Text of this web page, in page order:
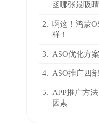
函哪张最吸睛
2. 啊这！鸿蒙
样！
3. ASO优化方
4. ASO推广四
5. APP推广方
因素